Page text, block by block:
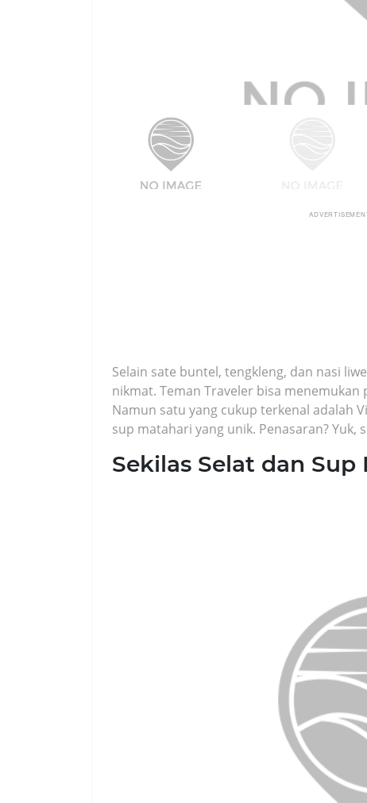
Selain sate buntel, tengkleng, dan nasi
nikmat. Teman Traveler bisa
Namun satu yang cukup terkenal adalah
sup matahari yang unik. Penasaran? Yuk,
Sekilas Selat dan Sup